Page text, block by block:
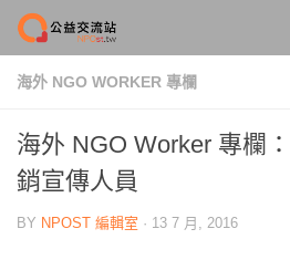
Skip to content
海外 NGO WORKER 專欄
海外 NGO Worker 專欄
銷宣傳人員
BY NPOST 編輯室 · 13 7 月, 2016